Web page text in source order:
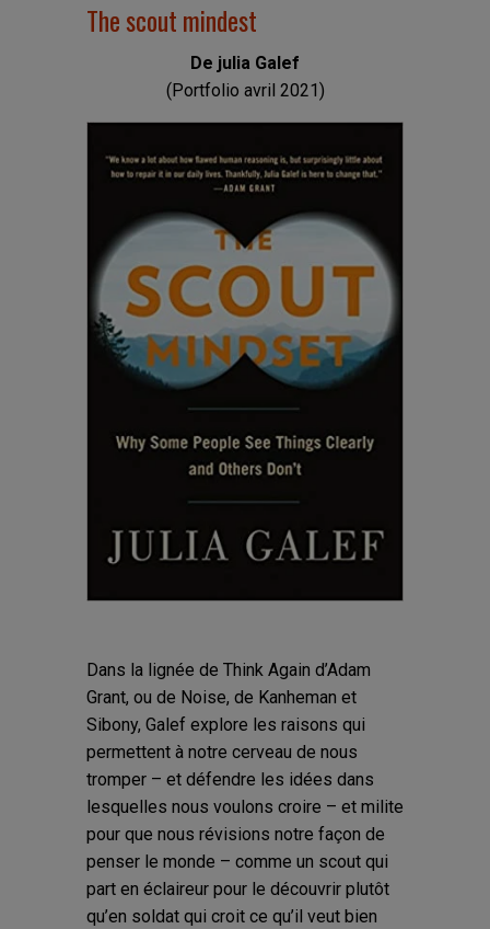
The scout mindest
De julia Galef
(Portfolio avril 2021)
Dans la lignée de Think Again d’Adam
Grant, ou de Noise, de Kanheman et
Sibony, Galef explore les raisons qui
permettent à notre cerveau de nous
tromper – et défendre les idées dans
lesquelles nous voulons croire – et milite
pour que nous révisions notre façon de
penser le monde – comme un scout qui
part en éclaireur pour le découvrir plutôt
qu’en soldat qui croit ce qu’il veut bien